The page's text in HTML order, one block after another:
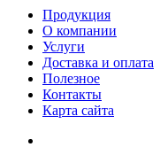
Продукция
О компании
Услуги
Доставка и оплата
Полезное
Контакты
Карта сайта